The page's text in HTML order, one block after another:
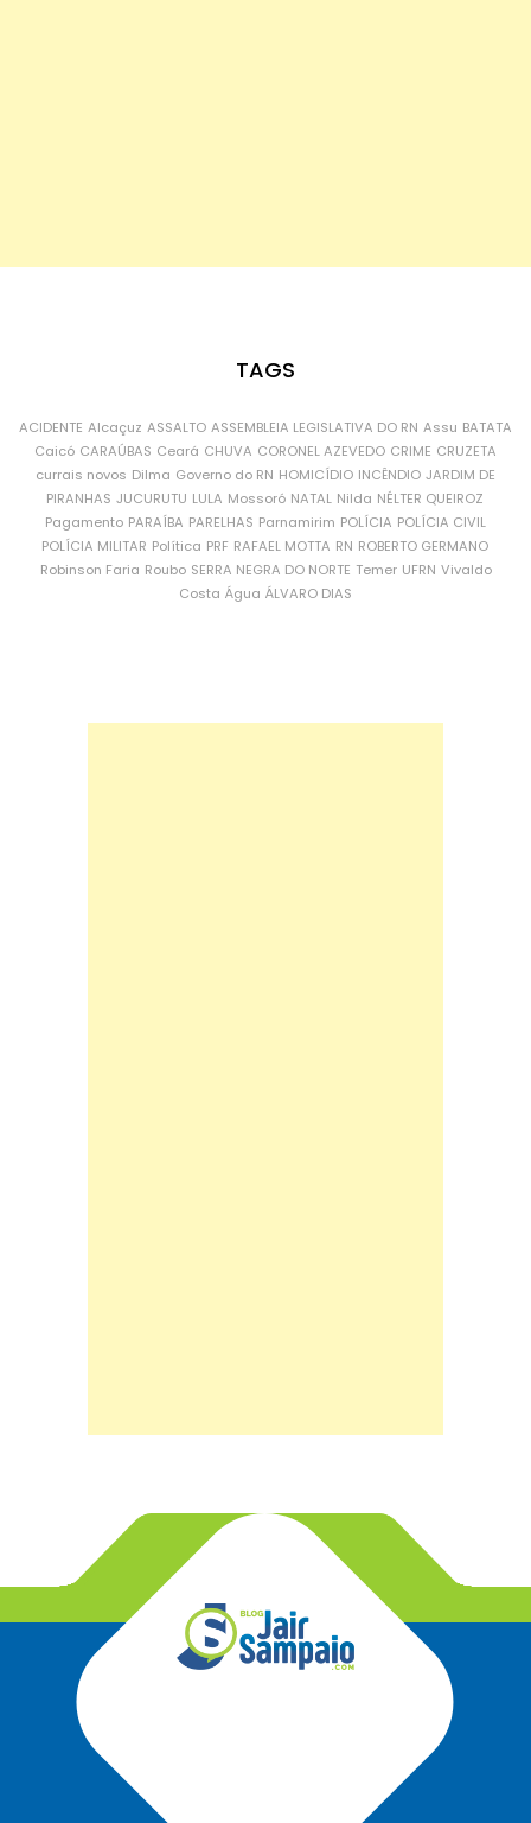
TAGS
ACIDENTE Alcaçuz ASSALTO ASSEMBLEIA LEGISLATIVA DO RN Assu BATATA
Caicó CARAÚBAS Ceará CHUVA CORONEL AZEVEDO CRIME CRUZETA
currais novos Dilma Governo do RN HOMICÍDIO INCÊNDIO JARDIM DE
PIRANHAS JUCURUTU LULA Mossoró NATAL Nilda NÉLTER QUEIROZ
Pagamento PARAÍBA PARELHAS Parnamirim POLÍCIA POLÍCIA CIVIL
POLÍCIA MILITAR Política PRF RAFAEL MOTTA RN ROBERTO GERMANO
Robinson Faria Roubo SERRA NEGRA DO NORTE Temer UFRN Vivaldo
Costa Água ÁLVARO DIAS